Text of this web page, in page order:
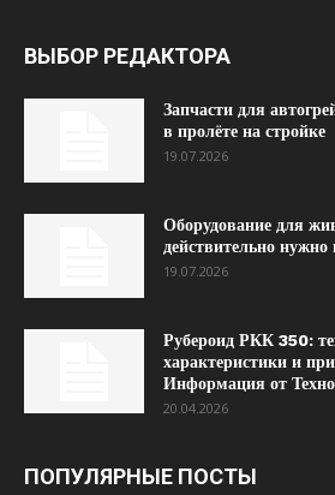
ВЫБОР РЕДАКТОРА
Запчасти для
в пролёте на стройке
19.07.2026
Оборудование для
действительно
19.07.2026
Рубероид РКК 350:
характеристики и
Информация от
20.04.2026
ПОПУЛЯРНЫЕ ПОСТЫ